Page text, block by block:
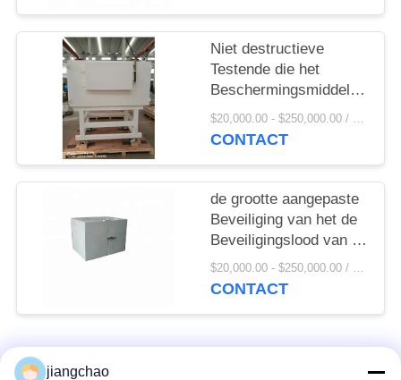
Niet destructieve
Testende die het
van X Ray Room
Shielding Of Special in
$20,000.00 - $250,000.00 / Piece MOQ:1 stuk/Stukken
CONTACT
de grootte aangepaste
Beveiliging van het de
Beveiligingslood van de
Röntgenstraalkamer
voor Straling
$20,000.00 - $250,000.00 / Piece MOQ:1 Stuk / Stukken
CONTACT
populaire categorieën
jiangchao